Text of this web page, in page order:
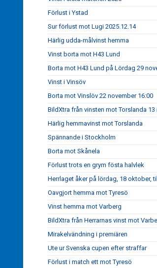
Förlust i Ystad
Sur förlust mot Lugi 2025.12.14
Härlig udda-målvinst hemma
Vinst borta mot H43 Lund
Borta mot H43 Lund på Lördag 29
Vinst i Vinsöv
Borta mot Vinslöv 22 november 16:00
BildXtra från vinsten mot Torslanda 13
Härlig hemmavinst mot Torslanda
Spännande i Stockholm
Borta mot Skånela
Förlust trots en grym fösta halvlek
Herrlaget åker på lördag, 18 oktober,
Oavgjort hemma mot Tyresö
Vinst hemma mot Varberg
BildXtra från Herrarnas vinst mot
Mirakelvändning i premiären
Ute ur Svenska cupen efter straffar
Förlust i match ett mot Tyresö